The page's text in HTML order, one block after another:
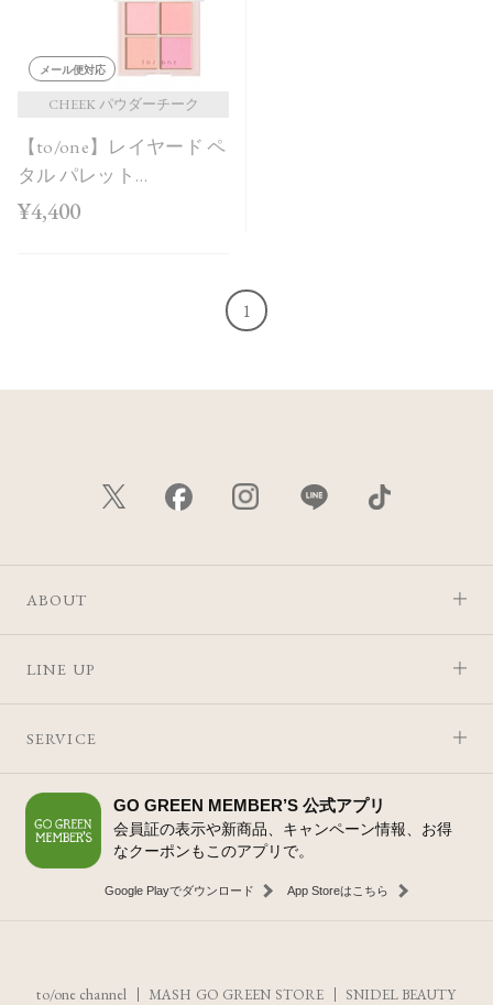
メール便対応
CHEEK パウダーチーク
【to/one】レイヤード ペ
タル パレット
［EX03,EX04］＜2026
¥4,400
1
ABOUT
LINE UP
SERVICE
GO GREEN MEMBER’S 公式アプリ
会員証の表示や新商品、キャンペーン情報、お得
なクーポンもこのアプリで。
Google Playでダウンロード App Storeはこちら
to/one channel MASH GO GREEN STORE SNIDEL BEAUTY